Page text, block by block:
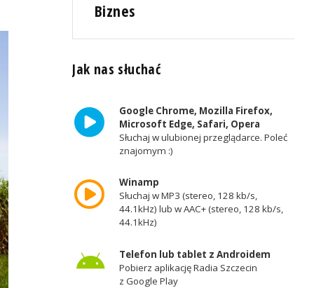
Biznes
Jak nas słuchać
Google Chrome, Mozilla Firefox,
Microsoft Edge, Safari, Opera
Słuchaj w ulubionej przeglądarce. Poleć
znajomym :)
Winamp
Słuchaj w MP3 (stereo, 128 kb/s,
44.1kHz) lub w AAC+ (stereo, 128 kb/s,
44.1kHz)
Telefon lub tablet z Androidem
Pobierz aplikację Radia Szczecin
z Google Play